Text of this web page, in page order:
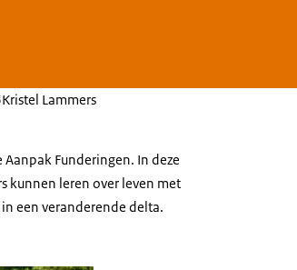
Kristel Lammers
Funderingen. In deze
kunnen leren over leven met
een veranderende delta.